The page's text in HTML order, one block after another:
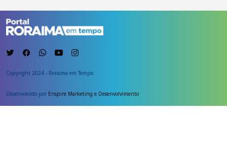
Copyright 2024 - Roraima em Tempo
Desenvolvido por Enspire Marketing e Desenvolvimento